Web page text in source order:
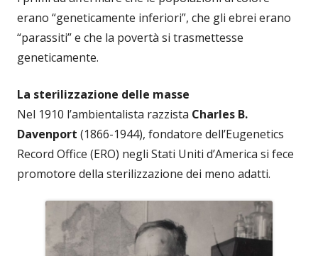
erano “geneticamente inferiori”, che gli ebrei erano
“parassiti” e che la povertà si trasmettesse
geneticamente.
La sterilizzazione delle masse
Nel 1910 l’ambientalista razzista Charles B.
Davenport (1866-1944), fondatore dell’Eugenetics
Record Office (ERO) negli Stati Uniti d’America si fece
promotore della sterilizzazione dei meno adatti.